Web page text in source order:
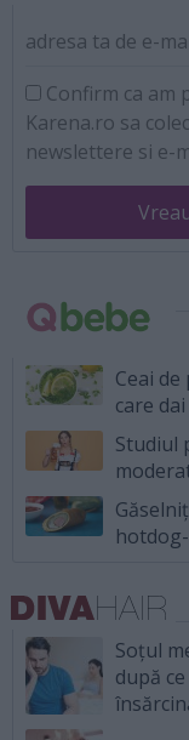
adresa ta de e-
Confirm ca am
Karena.ro sa
newslettere si e-
Ceai
care
Studiul
Soțul
după